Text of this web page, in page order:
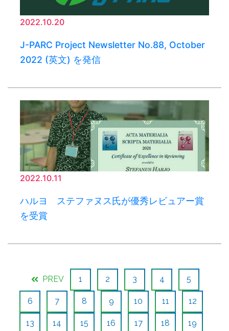
2022.10.20
J-PARC Project Newsletter No.88, October
2022 (英文) を発信
2022.10.11
ハルヨ ステファヌス氏が優秀レビュアー賞
を受賞
PREV 1 2 3 4 5
6 7 8 9 10 11 12
13 14 15 16 17 18 19